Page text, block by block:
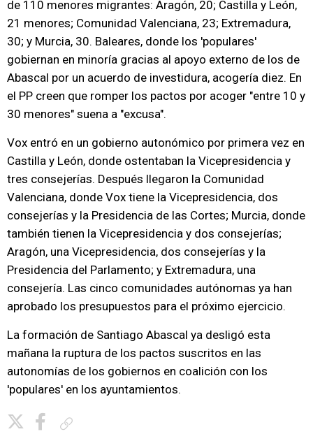
de 110 menores migrantes: Aragón, 20; Castilla y León,
21 menores; Comunidad Valenciana, 23; Extremadura,
30; y Murcia, 30. Baleares, donde los 'populares'
gobiernan en minoría gracias al apoyo externo de los de
Abascal por un acuerdo de investidura, acogería diez. En
el PP creen que romper los pactos por acoger "entre 10 y
30 menores" suena a "excusa".
Vox entró en un gobierno autonómico por primera vez en
Castilla y León, donde ostentaban la Vicepresidencia y
tres consejerías. Después llegaron la Comunidad
Valenciana, donde Vox tiene la Vicepresidencia, dos
consejerías y la Presidencia de las Cortes; Murcia, donde
también tienen la Vicepresidencia y dos consejerías;
Aragón, una Vicepresidencia, dos consejerías y la
Presidencia del Parlamento; y Extremadura, una
consejería. Las cinco comunidades autónomas ya han
aprobado los presupuestos para el próximo ejercicio.
La formación de Santiago Abascal ya desligó esta
mañana la ruptura de los pactos suscritos en las
autonomías de los gobiernos en coalición con los
'populares' en los ayuntamientos.